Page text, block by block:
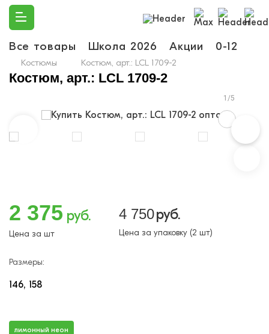
Все товары Школа 2026 Акции 0-12
Костюмы Костюм, арт.: LCL 1709-2
Костюм, арт.: LCL 1709-2
1/5
2 375 руб.
Цена за шт
4 750руб.
Цена за упаковку (2 шт)
Размеры:
146 158
лимонный неон